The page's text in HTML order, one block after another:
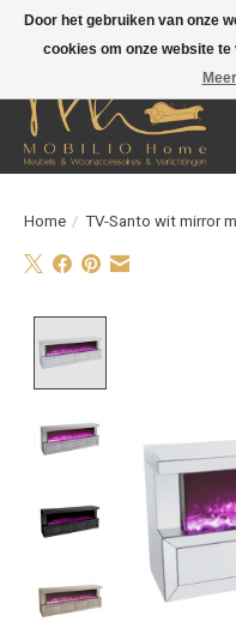
Home / TV-Santo wit mirror
Door het gebruiken van onze
cookies om onze website